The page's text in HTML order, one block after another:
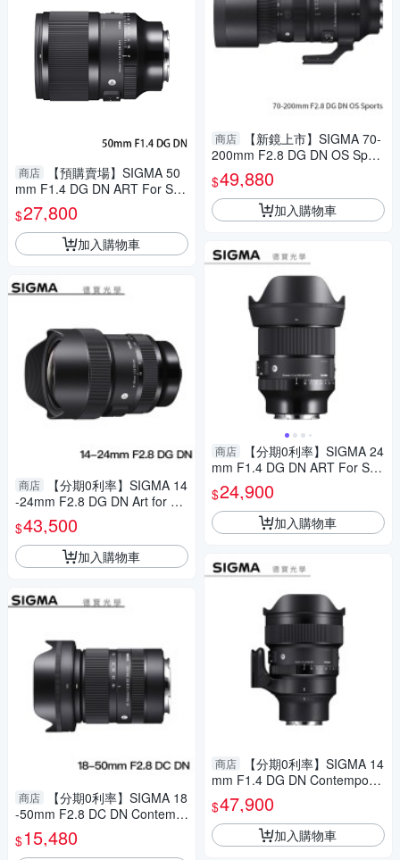
商店
【預購賣場】SIGMA 50
mm F1.4 DG DN ART For Son
y E mount 恆伸公司貨 德寶光
學 定焦 大光圈 人像
$27,800
加入購物車
商店
【分期0利率】SIGMA 14
-24mm F2.8 DG DN Art for Pa
nasonic L mount 恆伸總代理公
司貨 超廣角 雲海季
$43,500
加入購物車
商店
【分期0利率】SIGMA 18
-50mm F2.8 DC DN Contemp
orary For E/RF mount 恆伸公
司貨 德寶光學 風景 人像
$15,480
商店
【新鏡上市】SIGMA 70-
200mm F2.8 DG DN OS Sport
s for E mount 恆伸公司貨 飛羽
追星 棒球 必備
$49,880
加入購物車
商店
【分期0利率】SIGMA 24
mm F1.4 DG DN ART For Son
y E mount 恆伸公司貨 定焦 大
光圈 風景 德寶光學
$24,900
加入購物車
商店
【分期0利率】SIGMA 14
mm F1.4 DG DN Contemporar
y for Sony E mount 恆伸公司
貨 免運 德寶光學 定焦 大光圈
$47,900
加入購物車